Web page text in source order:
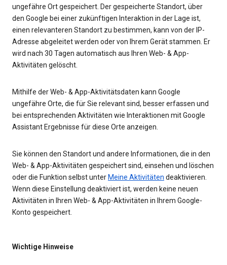
ungefähre Ort gespeichert. Der gespeicherte Standort, über
den Google bei einer zukünftigen Interaktion in der Lage ist,
einen relevanteren Standort zu bestimmen, kann von der IP-
Adresse abgeleitet werden oder von Ihrem Gerät stammen. Er
wird nach 30 Tagen automatisch aus Ihren Web- & App-
Aktivitäten gelöscht.
Mithilfe der Web- & App-Aktivitätsdaten kann Google
ungefähre Orte, die für Sie relevant sind, besser erfassen und
bei entsprechenden Aktivitäten wie Interaktionen mit Google
Assistant Ergebnisse für diese Orte anzeigen.
Sie können den Standort und andere Informationen, die in den
Web- & App-Aktivitäten gespeichert sind, einsehen und löschen
oder die Funktion selbst unter Meine Aktivitäten deaktivieren.
Wenn diese Einstellung deaktiviert ist, werden keine neuen
Aktivitäten in Ihren Web- & App-Aktivitäten in Ihrem Google-
Konto gespeichert.
Wichtige Hinweise